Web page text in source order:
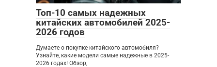
Топ-10 самых надежных
китайских автомобилей 2025-
2026 годов
Думаете о покупке китайского автомобиля?
Узнайте, какие модели самые надежные в 2025-
2026 годах! Обзор,